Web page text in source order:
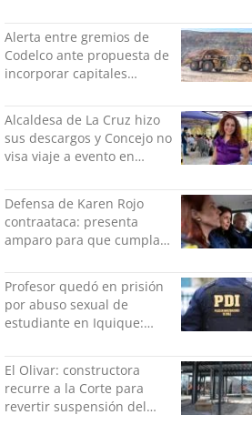
es una forma de quitar
dignidad"
Alerta entre gremios de
Codelco ante propuesta de
incorporar capitales
Alcaldesa de La Cruz hizo
sus descargos y Concejo no
visa viaje a evento en
grabación con abuso
sexual infantil
Defensa de Karen Rojo
contraataca: presenta
amparo para que cumpla
libertad
Profesor quedó en prisión
por abuso sexual de
estudiante en Iquique:
El Olivar: constructora
recurre a la Corte para
revertir suspensión del